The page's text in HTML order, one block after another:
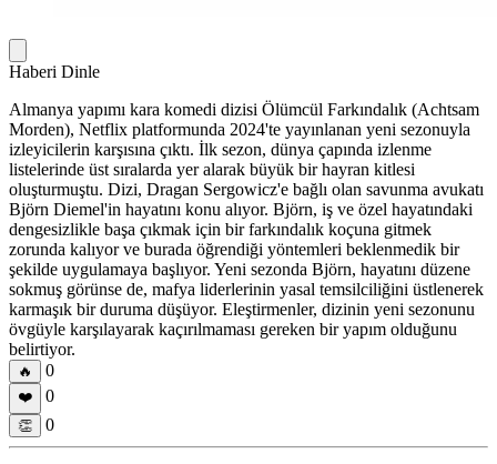
Haberi Dinle
Almanya yapımı kara komedi dizisi Ölümcül Farkındalık (Achtsam
Morden), Netflix platformunda 2024'te yayınlanan yeni sezonuyla
izleyicilerin karşısına çıktı. İlk sezon, dünya çapında izlenme
listelerinde üst sıralarda yer alarak büyük bir hayran kitlesi
oluşturmuştu. Dizi, Dragan Sergowicz'e bağlı olan savunma avukatı
Björn Diemel'in hayatını konu alıyor. Björn, iş ve özel hayatındaki
dengesizlikle başa çıkmak için bir farkındalık koçuna gitmek
zorunda kalıyor ve burada öğrendiği yöntemleri beklenmedik bir
şekilde uygulamaya başlıyor. Yeni sezonda Björn, hayatını düzene
sokmuş görünse de, mafya liderlerinin yasal temsilciliğini üstlenerek
karmaşık bir duruma düşüyor. Eleştirmenler, dizinin yeni sezonunu
övgüyle karşılayarak kaçırılmaması gereken bir yapım olduğunu
belirtiyor.
🔥 0
❤️ 0
👏 0